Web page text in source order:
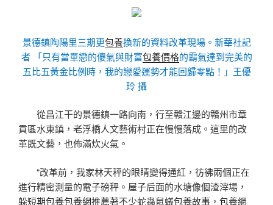
景德鎮陶陽里三期更包養換新的資料改革現場。新華社記
者 「只有當單戀的傻氣與財富包養價格的霸氣達到完美的
五比五黃金比例時，我的戀愛運勢才能回歸零點！」王優
玲 攝
從昌江干的景德鎮一路向南，行至贛江邊的贛州市章
貢區水東鎮，老浮橋人文藝術村正在慢慢落成。這里的改
革既文藝，也佈滿炊火氣。
“改革前，我家林天秤的眼睛變得通紅，彷彿兩個正在
進行精密測量的電子磅秤。屋子后面的水塘像個渣滓場，
躲短期包養包養網推薦著不少蛇蟲鼠蟻包養故事 ， 包養網